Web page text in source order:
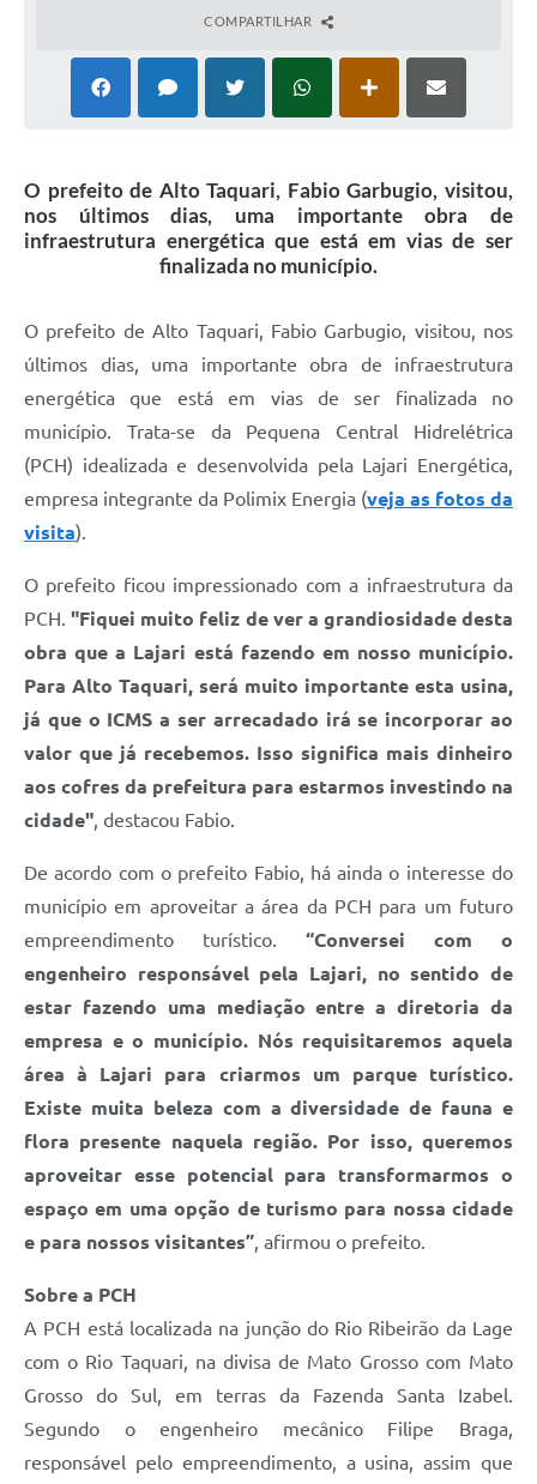
COMPARTILHAR
O prefeito de Alto Taquari, Fabio Garbugio, visitou,
nos últimos dias, uma importante obra de
infraestrutura energética que está em vias de ser
finalizada no município.
O prefeito de Alto Taquari, Fabio Garbugio, visitou, nos
últimos dias, uma importante obra de infraestrutura
energética que está em vias de ser finalizada no
município. Trata-se da Pequena Central Hidrelétrica
(PCH) idealizada e desenvolvida pela Lajari Energética,
empresa integrante da Polimix Energia (veja as fotos da
visita).
O prefeito ficou impressionado com a infraestrutura da
PCH."Fiquei muito feliz de ver a grandiosidade desta
obra que a Lajari está fazendo em nosso município.
Para Alto Taquari, será muito importante esta usina,
já que o ICMS a ser arrecadado irá se incorporar ao
valor que já recebemos. Isso significa mais dinheiro
aos cofres da prefeitura para estarmos investindo na
cidade", destacou Fabio.
De acordo com o prefeito Fabio, há ainda o interesse do
município em aproveitar a área da PCH para um futuro
empreendimento turístico. “Conversei com o
engenheiro responsável pela Lajari, no sentido de
estar fazendo uma mediação entre a diretoria da
empresa e o município. Nós requisitaremos aquela
área à Lajari para criarmos um parque turístico.
Existe muita beleza com a diversidade de fauna e
flora presente naquela região. Por isso, queremos
aproveitar esse potencial para transformarmos o
espaço em uma opção de turismo para nossa cidade
e para nossos visitantes”, afirmou o prefeito.
Sobre a PCH
A PCH está localizada na junção do Rio Ribeirão da Lage
com o Rio Taquari, na divisa de Mato Grosso com Mato
Grosso do Sul, em terras da Fazenda Santa Izabel.
Segundo o engenheiro mecânico Filipe Braga,
responsável pelo empreendimento, a usina, assim que